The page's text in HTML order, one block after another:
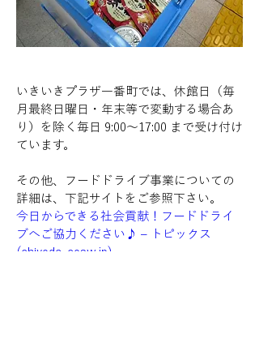
いきいきプラザ一番町では、休館日（毎
月最終日曜日・年末等で変動する場合あ
り）を除く毎日 9:00～17:00 まで受け付け
ています。
その他、フードドライブ事業についての
詳細は、下記サイトをご参照下さい。
今日からできる社会貢献！フードドライ
ブへご協力ください♪ – トピックス
(chiyoda-cosw.jp)